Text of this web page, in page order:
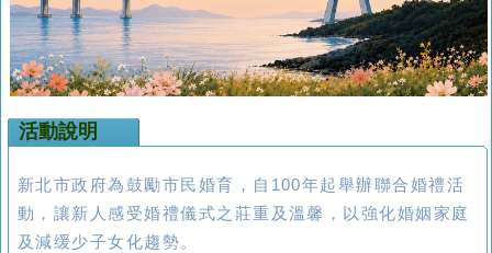
活動說明
新北市政府為鼓勵市民婚育，自100年起舉辦聯合婚禮活
動，讓新人感受婚禮儀式之莊重及溫馨，以強化婚姻家庭
及減缓少子女化趨勢。